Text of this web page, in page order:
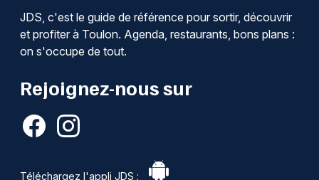
JDS, c'est le guide de référence pour sortir, découvrir
et profiter à Toulon. Agenda, restaurants, bons plans :
on s'occupe de tout.
Rejoignez-nous sur
Téléchargez l'appli JDS :